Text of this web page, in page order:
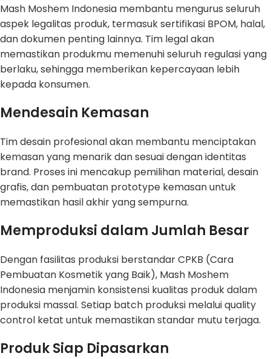
Mash Moshem Indonesia membantu mengurus seluruh
aspek legalitas produk, termasuk sertifikasi BPOM, halal,
dan dokumen penting lainnya. Tim legal akan
memastikan produkmu memenuhi seluruh regulasi yang
berlaku, sehingga memberikan kepercayaan lebih
kepada konsumen.
Mendesain Kemasan
Tim desain profesional akan membantu menciptakan
kemasan yang menarik dan sesuai dengan identitas
brand. Proses ini mencakup pemilihan material, desain
grafis, dan pembuatan prototype kemasan untuk
memastikan hasil akhir yang sempurna.
Memproduksi dalam Jumlah Besar
Dengan fasilitas produksi berstandar CPKB (Cara
Pembuatan Kosmetik yang Baik), Mash Moshem
Indonesia menjamin konsistensi kualitas produk dalam
produksi massal. Setiap batch produksi melalui quality
control ketat untuk memastikan standar mutu terjaga.
Produk Siap Dipasarkan